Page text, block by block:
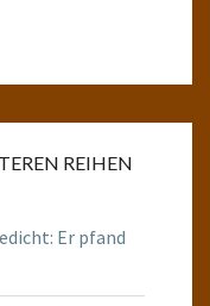
REIHEN
Er pfand